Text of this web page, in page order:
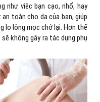
như việc bạn cạo, nhổ, hay
toàn cho da của bạn, giúp
lo lông mọc chở lại. Hơn thế
không gây ra tác dụng phụ